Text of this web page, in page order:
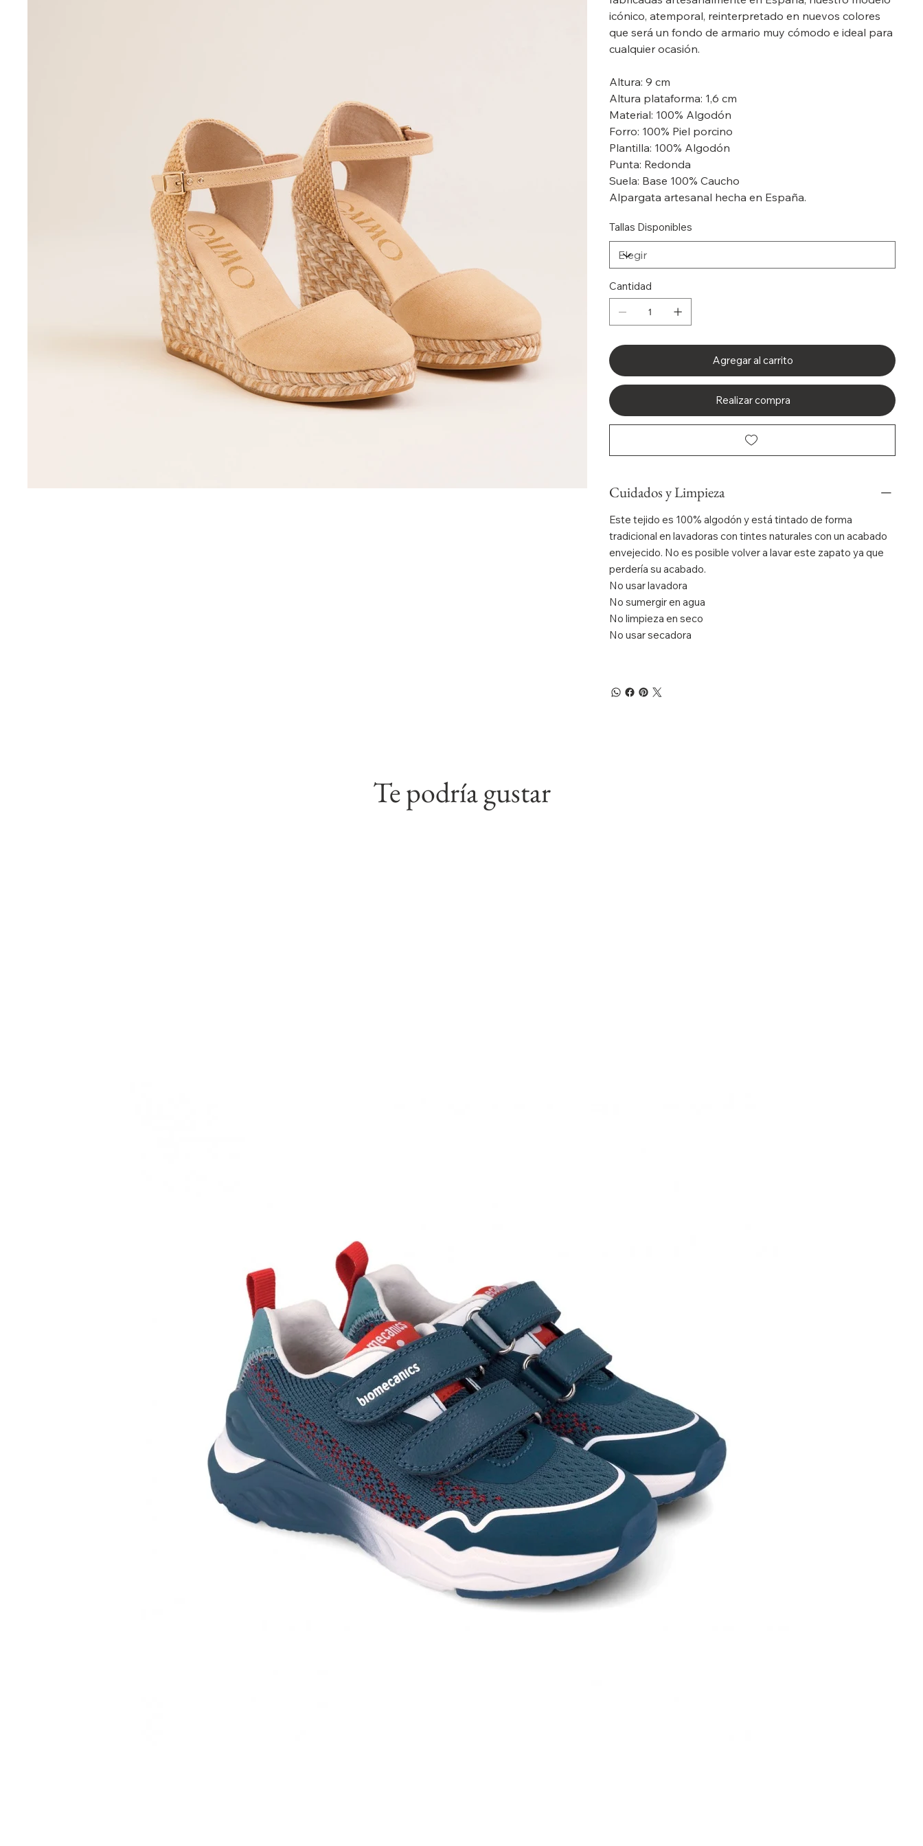
icónico, atemporal, reinterpretado en nuevos colores
que será un fondo de armario muy cómodo e ideal para
cualquier ocasión.
Altura: 9 cm
Altura plataforma: 1,6 cm
Material: 100% Algodón
Forro: 100% Piel porcino
Plantilla: 100% Algodón
Punta: Redonda
Suela: Base 100% Caucho
Alpargata artesanal hecha en España.
Tallas Disponibles
Cantidad
Agregar al carrito
Realizar compra
Cuidados y Limpieza
Este tejido es 100% algodón y está tintado de forma
tradicional en lavadoras con tintes naturales con un acabado
envejecido. No es posible volver a lavar este zapato ya que
perdería su acabado.
No usar lavadora
No sumergir en agua
No limpieza en seco
No usar secadora
Te podría gustar